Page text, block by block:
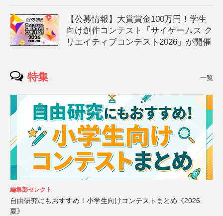
【公募情報】大賞賞金100万円！学生
向け創作コンテスト「サイゲームス ク
リエイティブコンテスト2026」が開催
特集 一覧
編集部セレクト
自由研究にもおすすめ！小学生向けコンテストまとめ《2026
夏》